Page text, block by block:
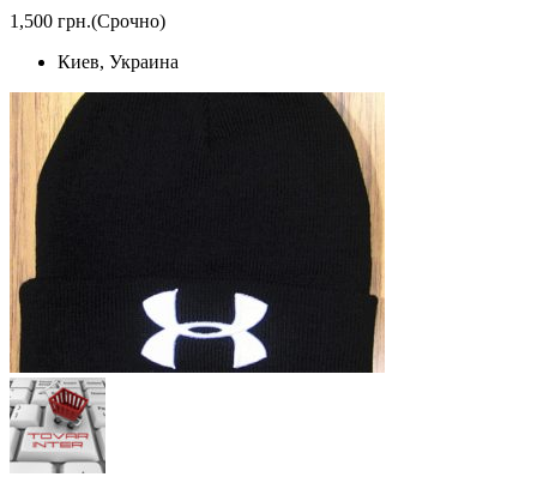
1,500 грн.(Срочно)
Киев, Украина